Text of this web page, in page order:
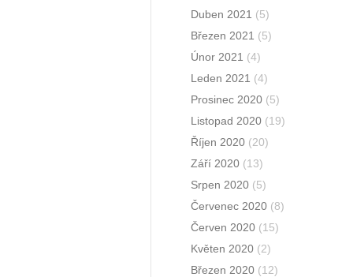
Duben 2021 (5)
Březen 2021 (5)
Únor 2021 (4)
Leden 2021 (4)
Prosinec 2020 (5)
Listopad 2020 (19)
Říjen 2020 (20)
Září 2020 (13)
Srpen 2020 (5)
Červenec 2020 (8)
Červen 2020 (15)
Květen 2020 (2)
Březen 2020 (12)